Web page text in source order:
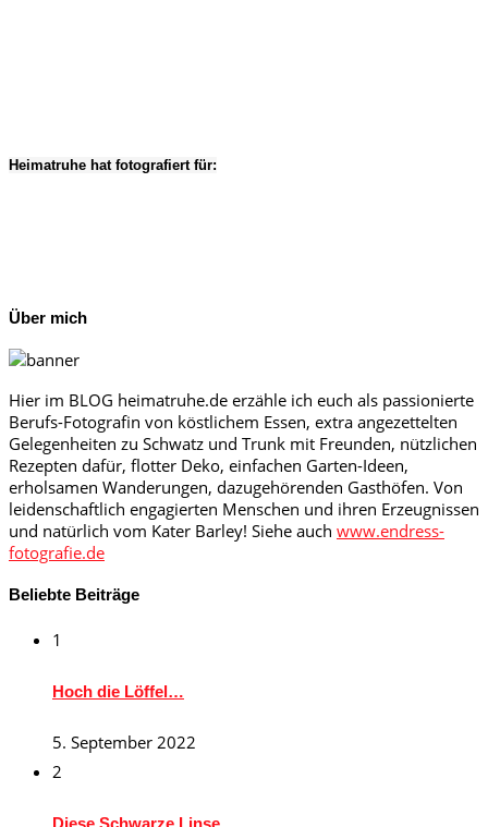
Heimatruhe hat fotografiert für:
Über mich
Hier im BLOG heimatruhe.de erzähle ich euch als passionierte
Berufs-Fotografin von köstlichem Essen, extra angezettelten
Gelegenheiten zu Schwatz und Trunk mit Freunden, nützlichen
Rezepten dafür, flotter Deko, einfachen Garten-Ideen,
erholsamen Wanderungen, dazugehörenden Gasthöfen. Von
leidenschaftlich engagierten Menschen und ihren Erzeugnissen
und natürlich vom Kater Barley! Siehe auch www.endress-
fotografie.de
Beliebte Beiträge
1
Hoch die Löffel…
5. September 2022
2
Diese Schwarze Linse…